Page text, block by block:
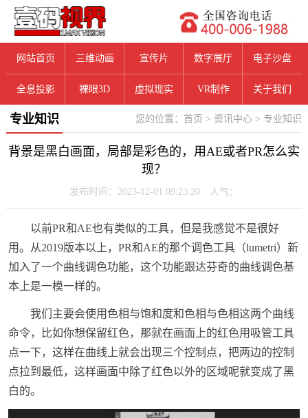
网站首页 三维动画 宣传片 数字展厅 电子沙盘
全息投影 裸眼3D 虚拟现实 VR制作 关于我们
您的位置： 首页 > 资讯中心 > 专业知识
专业知识
背景是黑白画面，局部是彩色的，用AE或者PR怎么实
现？
发布时间：2023-12-01 09:23:20 人气：
以前PR和AE也有类似的工具，但是我感觉不是很好
用。从2019版本以上，PR和AE的那个调色工具（lumetri）新
加入了一个曲线调色功能，这个功能跟达芬奇的曲线调色基
本上是一模一样的。
我们主要会使用色相与饱和度和色相与色相这两个曲线
命令，比如你想保留红色，那就在画面上的红色用吸管工具
点一下，这样在曲线上就会出现三个控制点，把两边的控制
点拉到最低，这样画面中除了红色以外的区域呢就变成了黑
白的。